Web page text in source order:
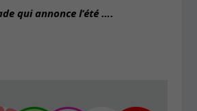
qui annonce l’été ….